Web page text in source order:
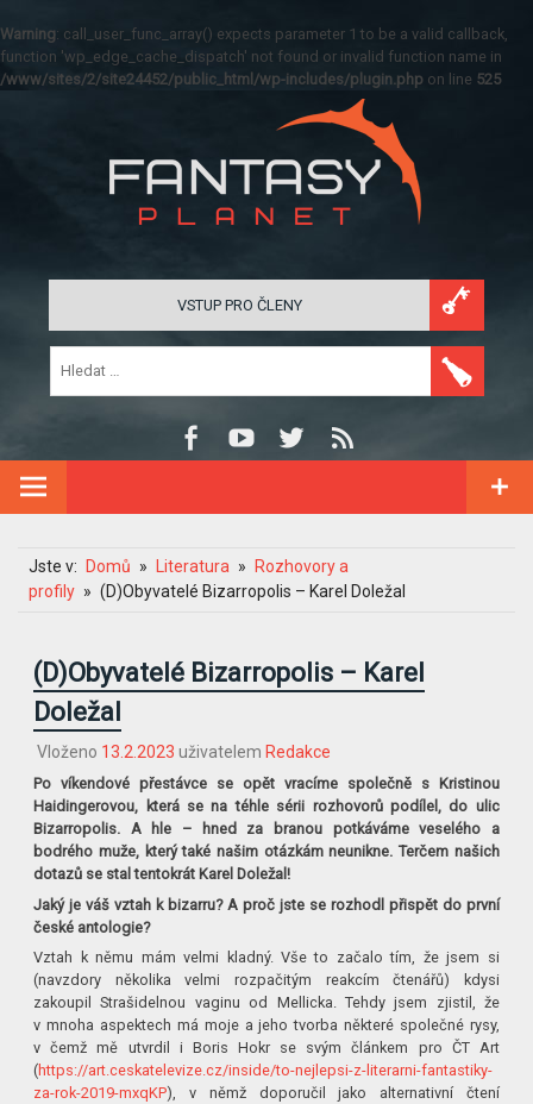
Warning: call_user_func_array() expects parameter 1 to be a valid callback,
function 'wp_edge_cache_dispatch' not found or invalid function name in
/www/sites/2/site24452/public_html/wp-includes/plugin.php on line 525
VSTUP PRO ČLENY
Jste v: Domů Literatura
Rozhovory a
profily
(D)Obyvatelé Bizarropolis – Karel Doležal
(D)Obyvatelé Bizarropolis – Karel
Doležal
Vloženo 13.2.2023 uživatelem Redakce
Po víkendové přestávce se opět vracíme společně s Kristinou
Haidingerovou, která se na téhle sérii rozhovorů podílel, do ulic
Bizarropolis. A hle – hned za branou potkáváme veselého a
bodrého muže, který také našim otázkám neunikne. Terčem našich
dotazů se stal tentokrát Karel Doležal!
Jaký je váš vztah k bizarru? A proč jste se rozhodl přispět do první
české antologie?
Vztah k němu mám velmi kladný. Vše to začalo tím, že jsem si
(navzdory několika velmi rozpačitým reakcím čtenářů) kdysi
zakoupil Strašidelnou vaginu od Mellicka. Tehdy jsem zjistil, že
v mnoha aspektech má moje a jeho tvorba některé společné rysy,
v čemž mě utvrdil i Boris Hokr se svým článkem pro ČT Art
(https://art.ceskatelevize.cz/inside/to-nejlepsi-z-literarni-fantastiky-
za-rok-2019-mxqKP), v němž doporučil jako alternativní čtení